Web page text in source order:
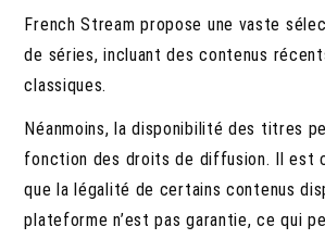
French Stream propose une vaste
de séries, incluant des contenus
classiques.
Néanmoins, la disponibilité des titres
fonction des droits de diffusion. Il est
que la légalité de certains contenus
plateforme n’est pas garantie, ce qui